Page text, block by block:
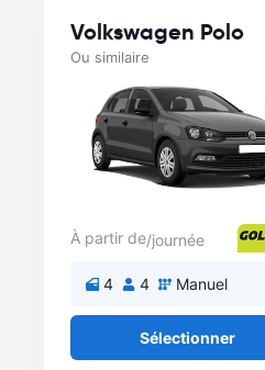
Volkswagen Polo
Ou similaire
À partir de/journée
4 4 Manuel
Sélectionner